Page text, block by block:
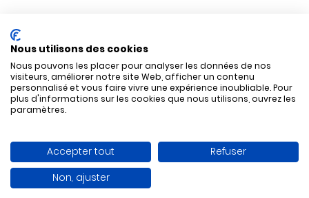
Nous utilisons des cookies
Nous pouvons les placer pour analyser les données de nos
visiteurs, améliorer notre site Web, afficher un contenu
personnalisé et vous faire vivre une expérience inoubliable. Pour
plus d'informations sur les cookies que nous utilisons, ouvrez les
paramètres.
Accepter tout
Refuser
Non, ajuster